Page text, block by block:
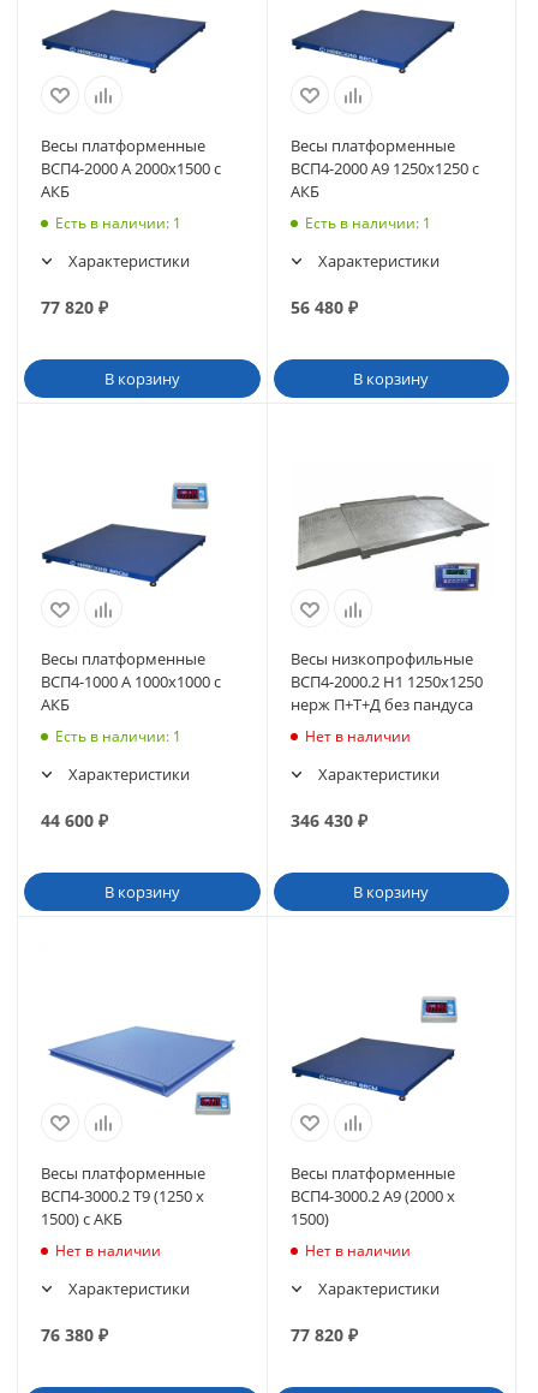
Весы платформенные
ВСП4-2000 А 2000х1500 с
АКБ
Есть в наличии: 1
Характеристики
77 820 ₽
В корзину
Весы платформенные
ВСП4-2000 А9 1250х1250 с
АКБ
Есть в наличии: 1
Характеристики
56 480₽
В корзину
Весы платформенные
ВСП4-1000 А 1000х1000 с
АКБ
Есть в наличии: 1
Характеристики
44 600 ₽
В корзину
Весы низкопрофильные
ВСП4-2000.2 Н1 1250х1250
нерж П+Т+Д без пандуса
Нет в наличии
Характеристики
346 430₽
В корзину
Весы платформенные
ВСП4-3000.2 Т9 (1250 х
1500) с АКБ
Нет в наличии
Характеристики
76 380 ₽
Весы платформенные
ВСП4-3000.2 А9 (2000 х
1500)
Нет в наличии
Характеристики
77 820₽